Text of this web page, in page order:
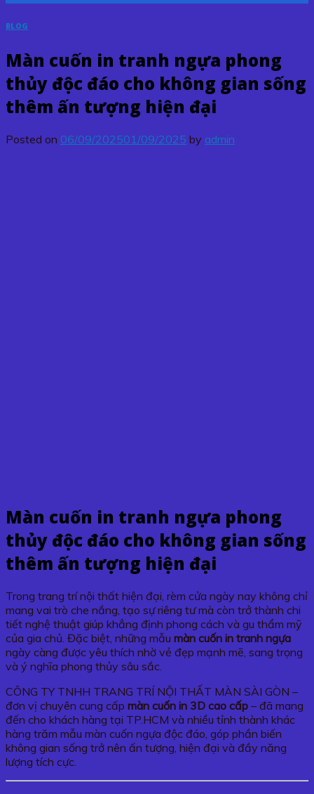
BLOG
Màn cuốn in tranh ngựa phong
thủy độc đáo cho không gian sống
thêm ấn tượng hiện đại
Posted on 06/09/202501/09/2025 by admin
Màn cuốn in tranh ngựa phong
thủy độc đáo cho không gian sống
thêm ấn tượng hiện đại
Trong trang trí nội thất hiện đại, rèm cửa ngày nay không chỉ
mang vai trò che nắng, tạo sự riêng tư mà còn trở thành chi
tiết nghệ thuật giúp khẳng định phong cách và gu thẩm mỹ
của gia chủ. Đặc biệt, những mẫu màn cuốn in tranh ngựa
ngày càng được yêu thích nhờ vẻ đẹp mạnh mẽ, sang trọng
và ý nghĩa phong thủy sâu sắc.
CÔNG TY TNHH TRANG TRÍ NỘI THẤT MÀN SÀI GÒN –
đơn vị chuyên cung cấp màn cuốn in 3D cao cấp – đã mang
đến cho khách hàng tại TP.HCM và nhiều tỉnh thành khác
hàng trăm mẫu màn cuốn ngựa độc đáo, góp phần biến
không gian sống trở nên ấn tượng, hiện đại và đầy năng
lượng tích cực.